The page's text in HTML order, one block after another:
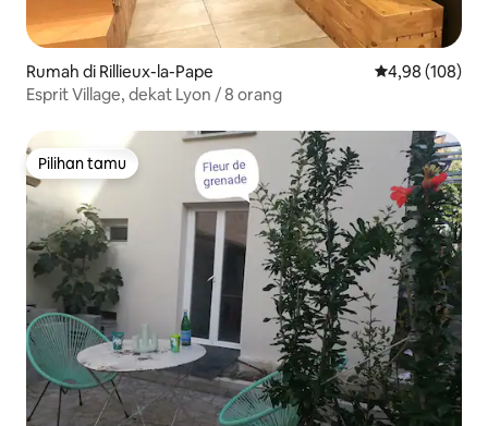
Rumah di Rillieux-la-Pape Nilai rata-rata
4,98 (108)
Esprit Village, dekat Lyon / 8 orang
Pilihan tamu
Pilihan tamu